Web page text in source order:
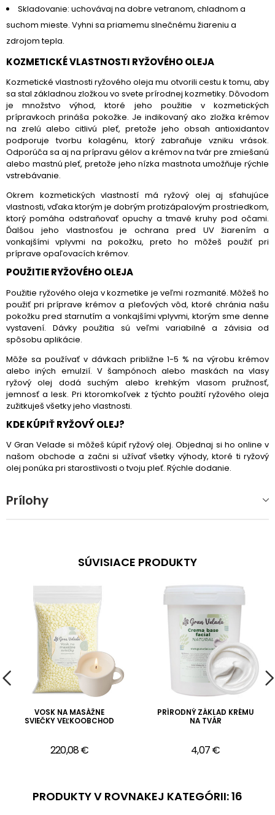
Skladovanie: uchovávaj na dobre vetranom, chladnom a
suchom mieste. Vyhni sa priamemu slnečnému žiareniu a
zdrojom tepla.
KOZMETICKÉ VLASTNOSTI RYŽOVÉHO OLEJA
Kozmetické vlastnosti ryžového oleja mu otvorili cestu k tomu, aby
sa stal základnou zložkou vo svete prírodnej kozmetiky. Dôvodom
je množstvo výhod, ktoré jeho použitie v kozmetických
prípravkoch prináša pokožke. Je indikovaný ako zložka krémov
na zrelú alebo citlivú pleť, pretože jeho obsah antioxidantov
podporuje tvorbu kolagénu, ktorý zabraňuje vzniku vrások.
Odporúča sa aj na prípravu gélov a krémov na tvár pre zmiešanú
alebo mastnú pleť, pretože jeho nízka mastnota umožňuje rýchle
vstrebávanie.
Okrem kozmetických vlastností má ryžový olej aj sťahujúce
vlastnosti, vďaka ktorým je dobrým protizápalovým prostriedkom,
ktorý pomáha odstraňovať opuchy a tmavé kruhy pod očami.
Ďalšou jeho vlastnosťou je ochrana pred UV žiarením a
vonkajšími vplyvmi na pokožku, preto ho môžeš použiť pri
príprave opaľovacích krémov.
POUŽITIE RYŽOVÉHO OLEJA
Použitie ryžového oleja v kozmetike je veľmi rozmanité. Môžeš ho
použiť pri príprave krémov a pleťových vôd, ktoré chránia našu
pokožku pred starnutím a vonkajšími vplyvmi, ktorým sme denne
vystavení. Dávky použitia sú veľmi variabilné a závisia od
spôsobu aplikácie.
Môže sa používať v dávkach približne 1-5 % na výrobu krémov
alebo iných emulzií. V šampónoch alebo maskách na vlasy
ryžový olej dodá suchým alebo krehkým vlasom pružnosť,
jemnosť a lesk. Pri ktoromkoľvek z týchto použití ryžového oleja
zužitkuješ všetky jeho vlastnosti.
KDE KÚPIŤ RYŽOVÝ OLEJ?
V Gran Velade si môžeš kúpiť ryžový olej. Objednaj si ho online v
našom obchode a začni si užívať všetky výhody, ktoré ti ryžový
olej ponúka pri starostlivosti o tvoju pleť. Rýchle dodanie.
Prílohy
SÚVISIACE PRODUKTY
VOSK NA MASÁŽNE
SVIEČKY VEĽKOOBCHOD
220,08 €
PRÍRODNÝ ZÁKLAD KRÉMU
NA TVÁR
4,07 €
PRODUKTY V ROVNAKEJ KATEGÓRII: 16